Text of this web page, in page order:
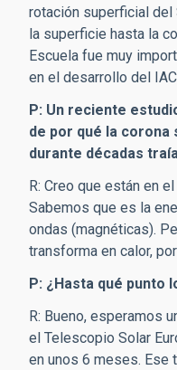
rotación superficial del
la superficie hasta la
Escuela fue muy
en el desarrollo del
P: Un reciente
de por qué la corona
durante décadas
R: Creo que están en
Sabemos que es la
ondas (magnéticas).
transforma en calor,
P: ¿Hasta qué punto
R: Bueno, esperamos
el Telescopio Solar
en unos 6 meses. Ese